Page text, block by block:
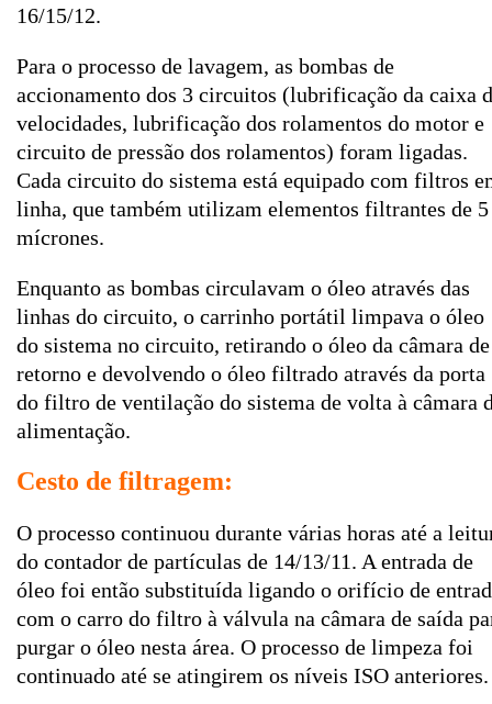
16/15/12.
Para o processo de lavagem, as bombas de
accionamento dos 3 circuitos (lubrificação da caixa
velocidades, lubrificação dos rolamentos do motor e
circuito de pressão dos rolamentos) foram ligadas.
Cada circuito do sistema está equipado com filtros
linha, que também utilizam elementos filtrantes de 5
mícrones.
Enquanto as bombas circulavam o óleo através das
linhas do circuito, o carrinho portátil limpava o óleo
do sistema no circuito, retirando o óleo da câmara de
retorno e devolvendo o óleo filtrado através da porta
do filtro de ventilação do sistema de volta à câmara
alimentação.
Cesto de filtragem:
O processo continuou durante várias horas até a
do contador de partículas de 14/13/11. A entrada de
óleo foi então substituída ligando o orifício de
com o carro do filtro à válvula na câmara de saída
purgar o óleo nesta área. O processo de limpeza foi
continuado até se atingirem os níveis ISO anteriores.